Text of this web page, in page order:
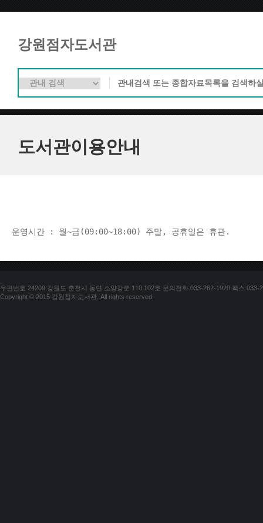
강원점자도서관
도서관이용안내
운영시간 : 월~금(09:00~18:00) 주말, 공휴일은 휴관.
우편번호 24209 강원도 춘천시 동면 소양강로 110 102호 문의전화 033-262-1920 팩스 033-
Copyright © 2015 강원점자도서관. All rights reserved.